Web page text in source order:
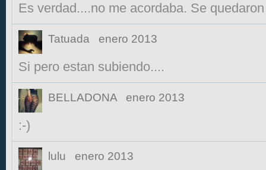
Es verdad....no me acordaba. Se
Tatuada enero 2013
Si pero estan subiendo....
BELLADONA enero 2013
:-)
lulu enero 2013